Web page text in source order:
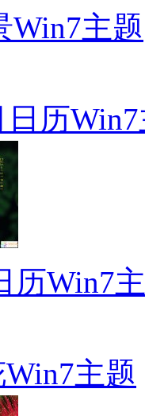
Win7主题
日历
历Win7
主题